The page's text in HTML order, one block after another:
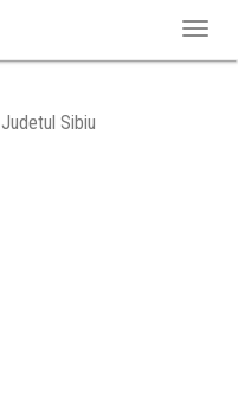
Sibiu